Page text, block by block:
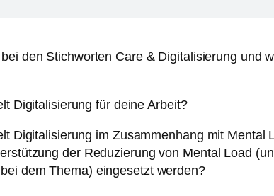
den Stichworten Care & Digitalisierung und
Digitalisierung für deine Arbeit?
Digitalisierung im Zusammenhang mit Mental
der Reduzierung von Mental Load
dem Thema) eingesetzt werden?